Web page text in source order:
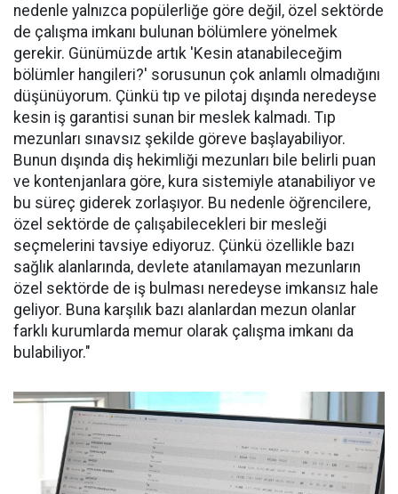
nedenle yalnızca popülerliğe göre değil, özel sektörde
de çalışma imkanı bulunan bölümlere yönelmek
gerekir. Günümüzde artık 'Kesin atanabileceğim
bölümler hangileri?' sorusunun çok anlamlı olmadığını
düşünüyorum. Çünkü tıp ve pilotaj dışında neredeyse
kesin iş garantisi sunan bir meslek kalmadı. Tıp
mezunları sınavsız şekilde göreve başlayabiliyor.
Bunun dışında diş hekimliği mezunları bile belirli puan
ve kontenjanlara göre, kura sistemiyle atanabiliyor ve
bu süreç giderek zorlaşıyor. Bu nedenle öğrencilere,
özel sektörde de çalışabilecekleri bir mesleği
seçmelerini tavsiye ediyoruz. Çünkü özellikle bazı
sağlık alanlarında, devlete atanılamayan mezunların
özel sektörde de iş bulması neredeyse imkansız hale
geliyor. Buna karşılık bazı alanlardan mezun olanlar
farklı kurumlarda memur olarak çalışma imkanı da
bulabiliyor."